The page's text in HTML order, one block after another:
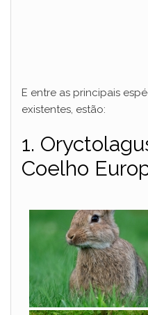
E entre as principais
existentes, estão:
1.
Coelho